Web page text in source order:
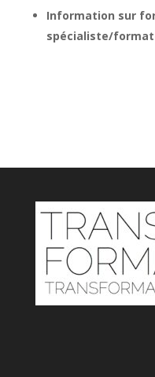
Information sur
spécialiste/